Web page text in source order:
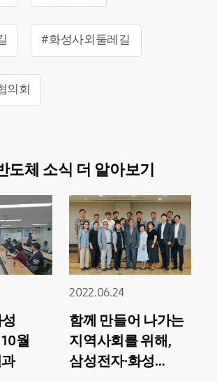
#화성사외둘레길
의회
도체 소식 더 알아보기
월
2022.06.24
함께 만들어 나가는
지역사회를 위해,
삼성전자·화성